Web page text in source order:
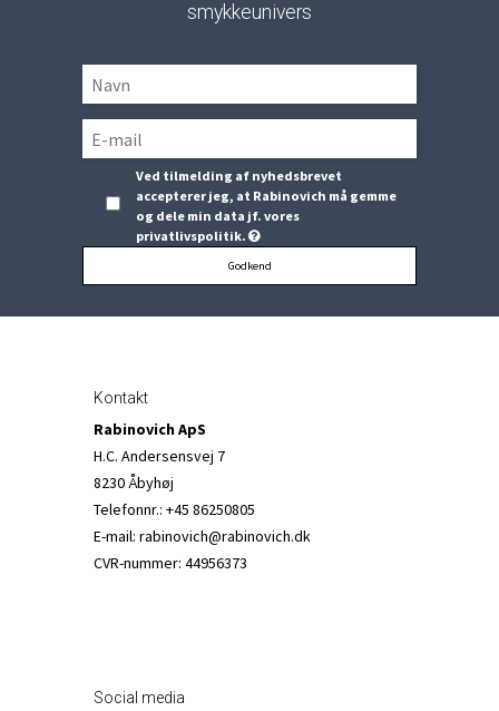
smykkeunivers
Ved tilmelding af nyhedsbrevet
accepterer jeg, at Rabinovich må gemme
og dele min data jf. vores
privatlivspolitik.
Godkend
Kontakt
Rabinovich ApS
H.C. Andersensvej 7
8230 Åbyhøj
Telefonnr.: +45 86250805
E-mail: rabinovich@rabinovich.dk
CVR-nummer: 44956373
Social media